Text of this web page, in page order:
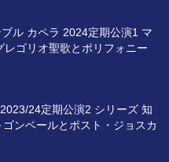
ル カペラ 2024定期公演1 マ
ゴリオ聖歌とポリフォニー
24定期公演2 シリーズ 知
ンベールとポスト・ジョスカ